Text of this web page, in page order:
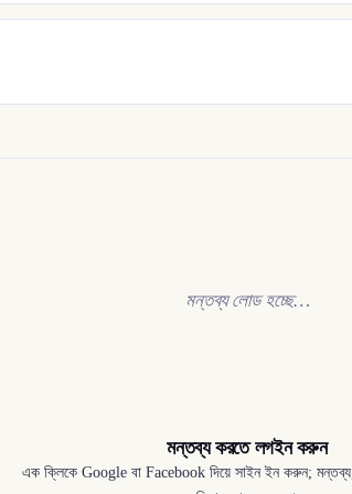
মন্তব্য লোড হচ্ছে…
মন্তব্য করতে লগইন করুন
এক ক্লিকে Google বা Facebook দিয়ে সাইন ইন করুন; মন্তব্য,